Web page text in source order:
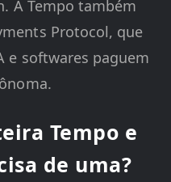
A Tempo também
Protocol, que
e softwares paguem
Tempo e
de uma?